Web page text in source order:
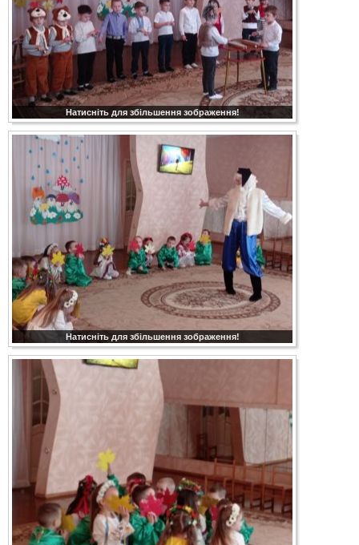
Натисніть для збільшення зображення!
Натисніть для збільшення зображення!